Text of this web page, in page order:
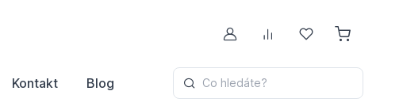
Můj účetPorovnávání
Oblíbené
Kontakt Blog Co hledáte?